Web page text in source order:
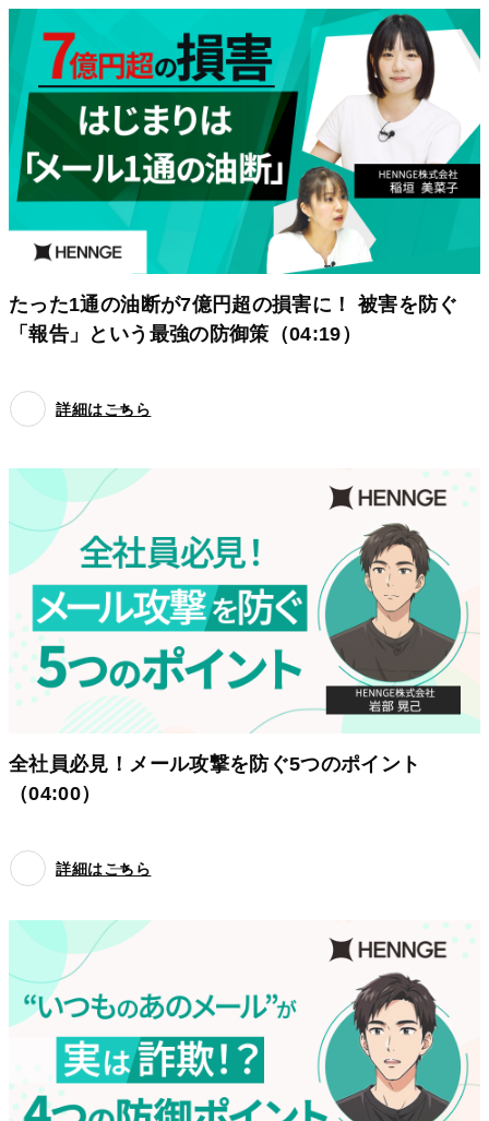
たった1通の油断が7億円超の損害に！ 被害を防ぐ
「報告」という最強の防御策（04:19）
詳細はこちら
全社員必見！メール攻撃を防ぐ5つのポイント
（04:00）
詳細はこちら